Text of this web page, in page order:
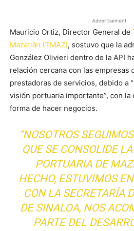
Advertisement
Mauricio Ortiz, Director General de
Mazatlán (TMAZ), sostuvo que la
González Olivieri dentro de la API
relación cercana con las empresas
prestadoras de servicios, debido a
visión portuaria importante”, con la
forma de hacer negocios.
“NOSOTROS
QUE SE CONSOLIDE
PORTUARIA DE
HECHO, ESTUVIMOS
CON LA SECRETARÍA
DE SINALOA, NOS
PARTE DEL